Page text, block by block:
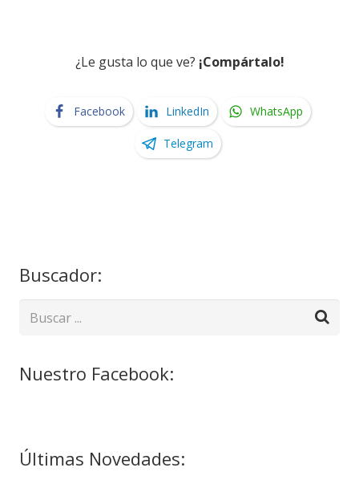
¿Le gusta lo que ve? ¡Compártalo!
Facebook LinkedIn WhatsApp
Telegram
Buscador:
Nuestro Facebook:
Últimas Novedades: